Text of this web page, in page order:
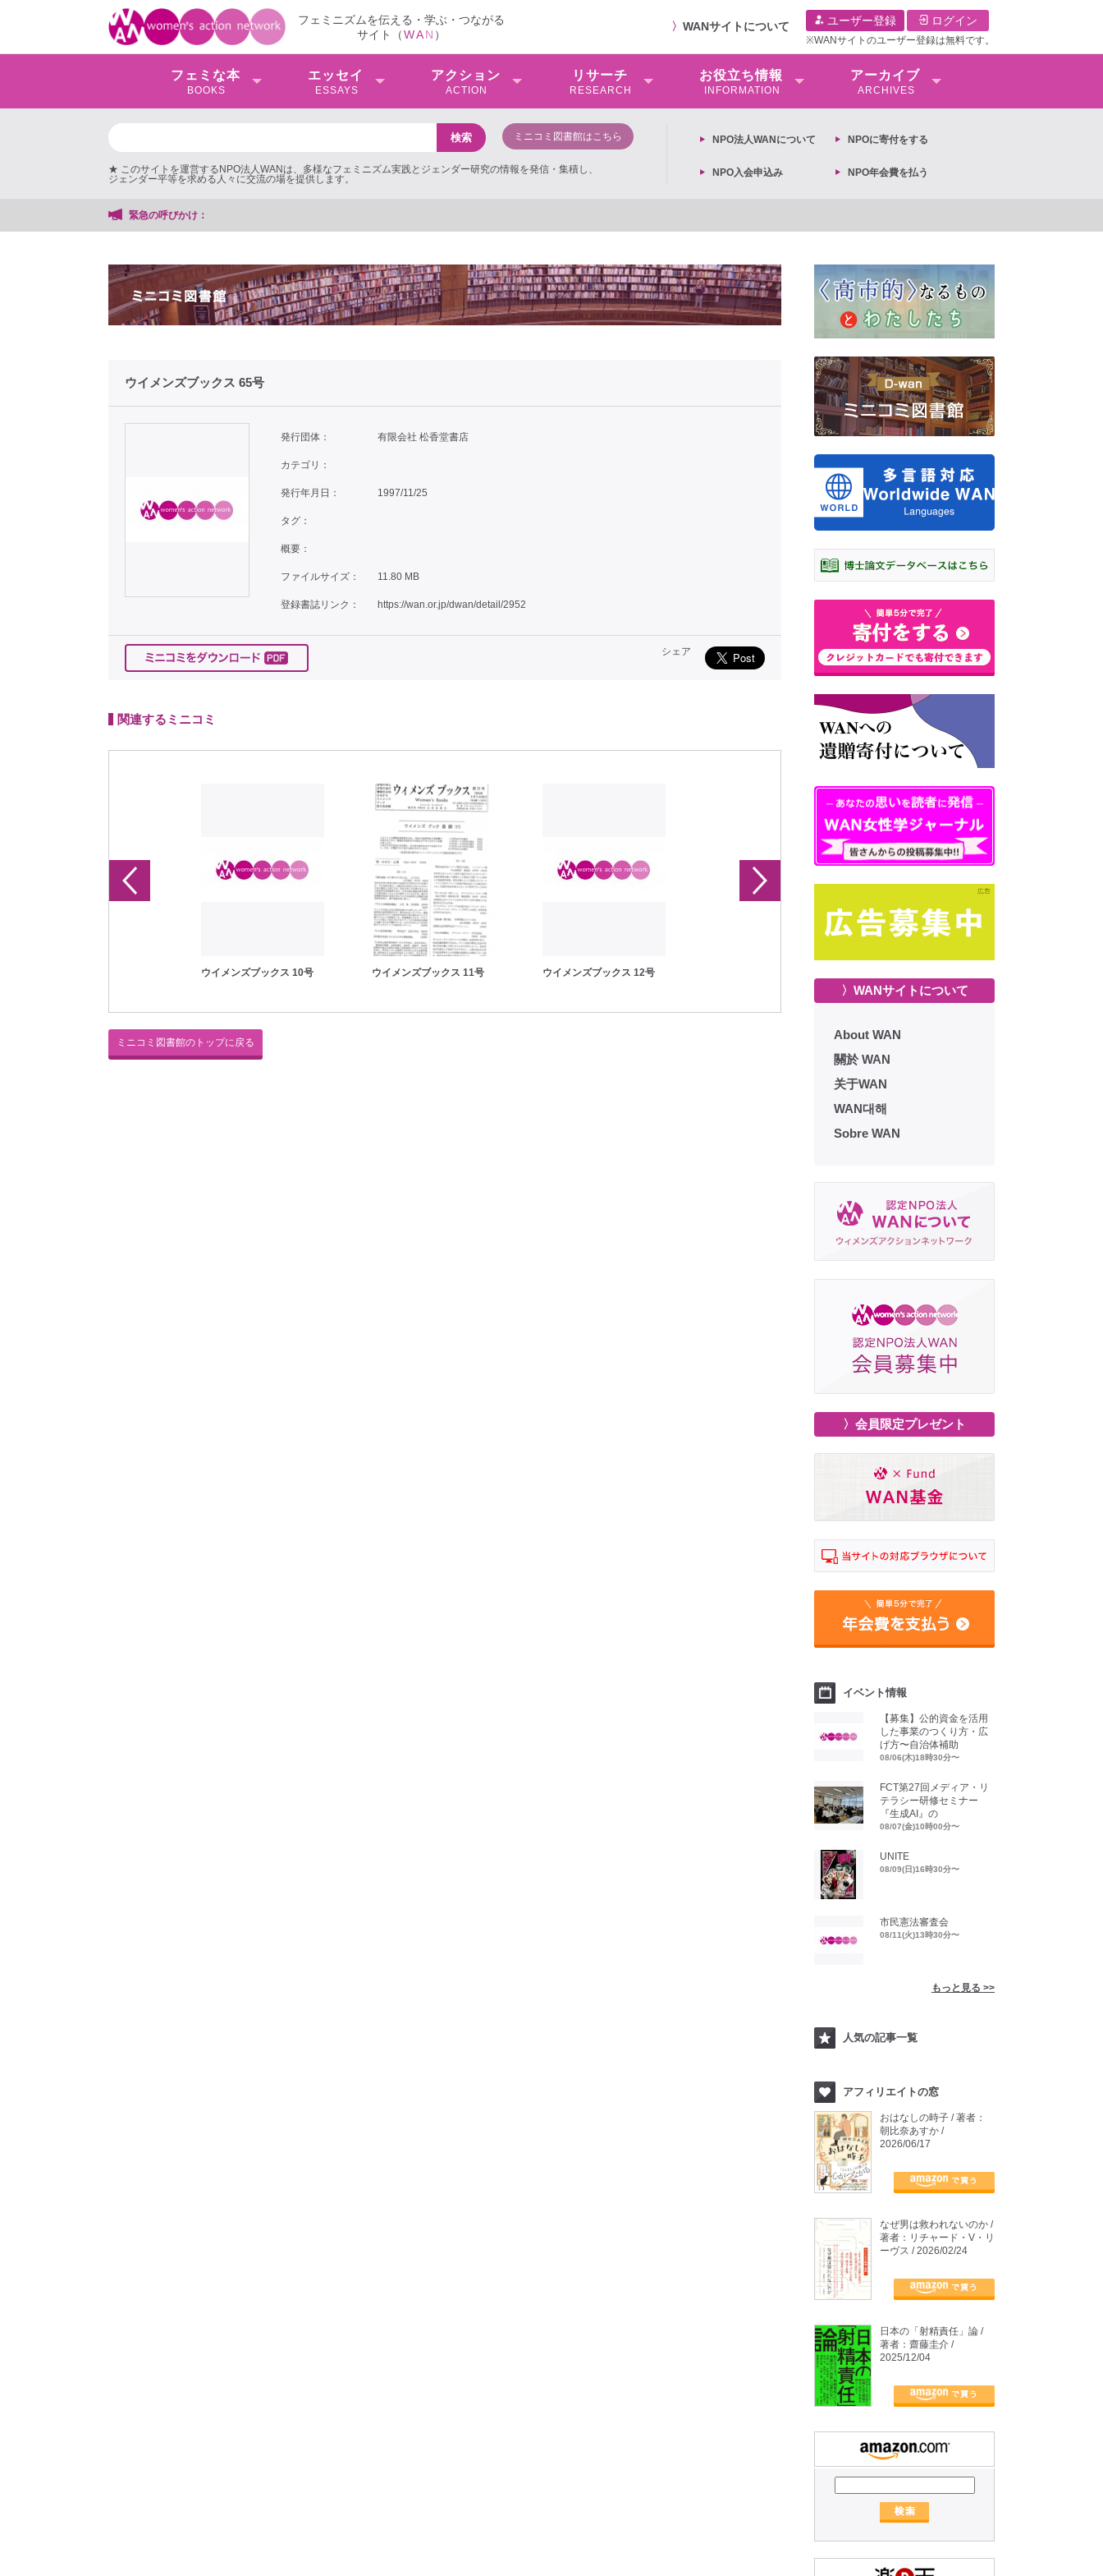
フェミニズムを伝える・学ぶ・つながる
サイト（WAN ）
〉 WANサイトについて ユーザー登録 ログイン
※WANサイトのユーザー登録は無料です。
フェミな本
BOOKS
エッセイ
ESSAYS
アクション
ACTION
リサーチ
RESEARCH
お役⽴ち情報
INFORMATION
アーカイブ
ARCHIVES
ミニコミ図書館はこちら
★ このサイトを運営するNPO法人WANは、多様なフェミニズム実践とジェンダー研究の情報を発信・集積し、
ジェンダー平等を求める人々に交流の場を提供します。
NPO法⼈WANについて NPOに寄付をする
NPO入会申込み NPO年会費を払う
緊急の呼びかけ：
ウイメンズブックス 65号
発行団体： 有限会社 松香堂書店
カテゴリ：
発行年月日： 1997/11/25
タグ：
概要：
ファイルサイズ： 11.80 MB
登録書誌リンク： https://wan.or.jp/dwan/detail/2952
シェア
関連するミニコミ
ウイメンズブックス 10号 ウイメンズブックス 11号 ウイメンズブックス 12号
ミニコミ図書館のトップに戻る
〉WANサイトについて
About WAN
關於 WAN
关于WAN
WAN대해
Sobre WAN
〉会員限定プレゼント
イベント情報
【募集】公的資金を活用
した事業のつくり方・広
げ方〜自治体補助
08/06(木)18時30分〜
FCT第27回メディア・リ
テラシー研修セミナー
『生成AI』の
08/07(金)10時00分〜
UNITE
08/09(日)16時30分〜
市民憲法審査会
08/11(火)13時30分〜
もっと見る >>
人気の記事一覧
アフィリエイトの窓
おはなしの時子 / 著者：
朝比奈あすか /
2026/06/17
なぜ男は救われないのか /
著者：リチャード・V・リ
ーヴス / 2026/02/24
日本の「射精責任」論 /
著者：齋藤圭介 /
2025/12/04